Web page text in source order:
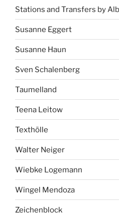
Stations and Transfers by
Susanne Eggert
Susanne Haun
Sven Schalenberg
Taumelland
Teena Leitow
Texthölle
Walter Neiger
Wiebke Logemann
Wingel Mendoza
Zeichenblock